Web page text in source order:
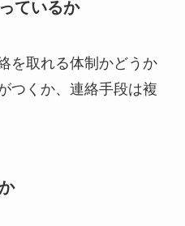
ているか
を取れる体制かどうか
つくか、連絡手段は複